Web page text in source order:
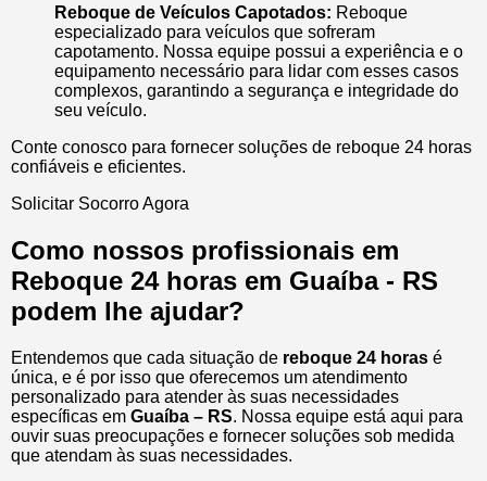
Reboque de Veículos Capotados: Reboque
especializado para veículos que sofreram
capotamento. Nossa equipe possui a experiência e o
equipamento necessário para lidar com esses casos
complexos, garantindo a segurança e integridade do
seu veículo.
Conte conosco para fornecer soluções de reboque 24 horas
confiáveis e eficientes.
Solicitar Socorro Agora
Como nossos profissionais em
Reboque 24 horas em Guaíba - RS
podem lhe ajudar?
Entendemos que cada situação de reboque 24 horas é
única, e é por isso que oferecemos um atendimento
personalizado para atender às suas necessidades
específicas em Guaíba – RS. Nossa equipe está aqui para
ouvir suas preocupações e fornecer soluções sob medida
que atendam às suas necessidades.